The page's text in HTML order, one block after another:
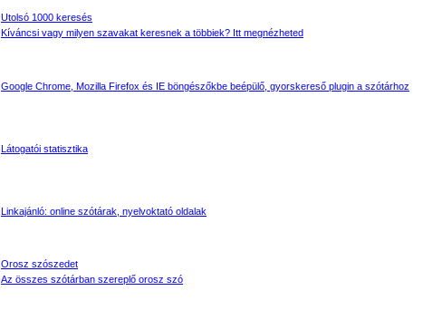
Utolsó 1000 keresés
Kíváncsi vagy milyen szavakat keresnek a többiek? Itt megnézheted
Google Chrome, Mozilla Firefox és IE böngészőkbe beépülő, gyorskereső plugin a szótárhoz
Látogatói statisztika
Linkajánló: online szótárak, nyelvoktató oldalak
Orosz szószedet
Az összes szótárban szereplő orosz szó